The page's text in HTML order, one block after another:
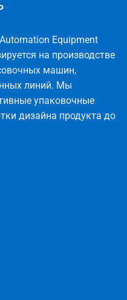
Equipment
на производстве
машин,
линий. Мы
упаковочные
дизайна продукта до